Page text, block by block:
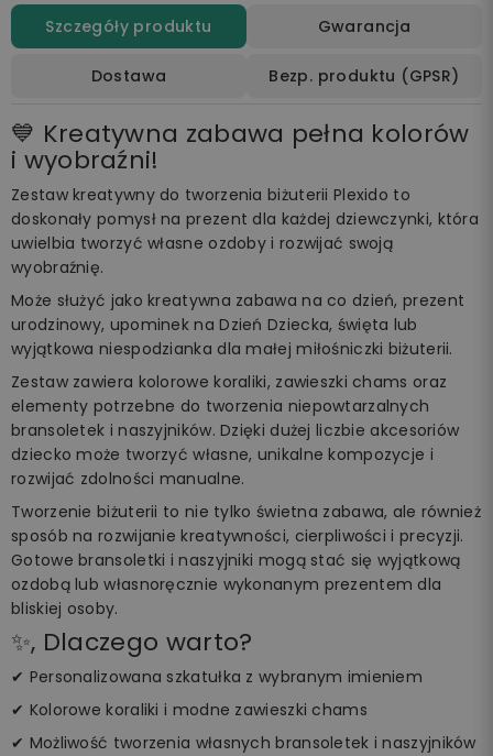
Szczegóły produktu Gwarancja
Dostawa Bezp. produktu (GPSR)
💙 Kreatywna zabawa pełna kolorów
i wyobraźni!
Zestaw kreatywny do tworzenia biżuterii Plexido to
doskonały pomysł na prezent dla każdej dziewczynki, która
uwielbia tworzyć własne ozdoby i rozwijać swoją
wyobraźnię.
Może służyć jako kreatywna zabawa na co dzień, prezent
urodzinowy, upominek na Dzień Dziecka, święta lub
wyjątkowa niespodzianka dla małej miłośniczki biżuterii.
Zestaw zawiera kolorowe koraliki, zawieszki chams oraz
elementy potrzebne do tworzenia niepowtarzalnych
bransoletek i naszyjników. Dzięki dużej liczbie akcesoriów
dziecko może tworzyć własne, unikalne kompozycje i
rozwijać zdolności manualne.
Tworzenie biżuterii to nie tylko świetna zabawa, ale również
sposób na rozwijanie kreatywności, cierpliwości i precyzji.
Gotowe bransoletki i naszyjniki mogą stać się wyjątkową
ozdobą lub własnoręcznie wykonanym prezentem dla
bliskiej osoby.
✨, Dlaczego warto?
✔ Personalizowana szkatułka z wybranym imieniem
✔ Kolorowe koraliki i modne zawieszki chams
✔ Możliwość tworzenia własnych bransoletek i naszyjników